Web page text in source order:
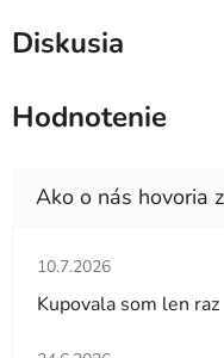
Diskusia
Hodnotenie
Hodnotenie obchodu
10.7.2026
Kupovala som len raz